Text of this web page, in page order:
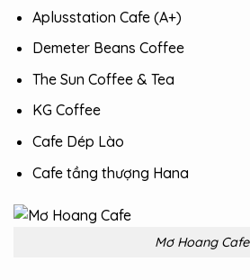
Aplusstation Cafe (A+)
Demeter Beans Coffee
The Sun Coffee & Tea
KG Coffee
Cafe Dép Lào
Cafe tầng thượng Hana
Mơ Hoang Cafe